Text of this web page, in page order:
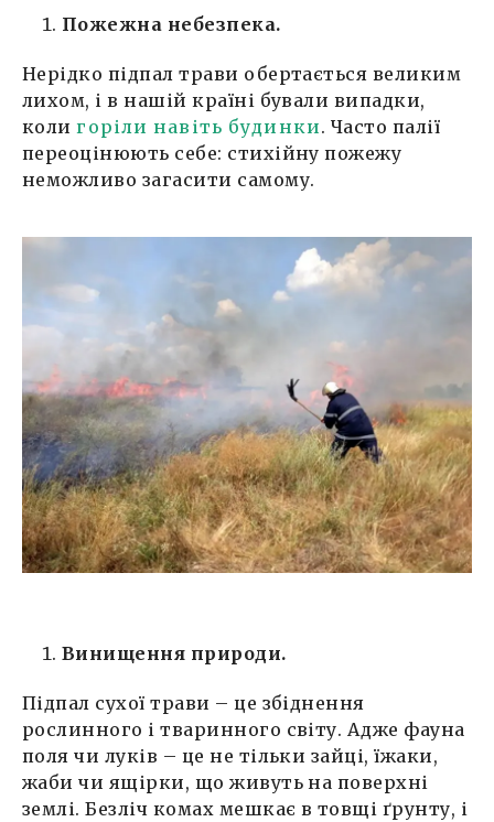
Пожежна небезпека.
Нерідко підпал трави обертається великим
лихом, і в нашій країні бували випадки,
колигоріли навіть будинки. Часто палії
переоцінюють себе: стихійну пожежу
неможливо загасити самому.
Винищення природи.
Підпал сухої трави – це збіднення
рослинного і тваринного світу. Адже фауна
поля чи луків – це не тільки зайці, їжаки,
жаби чи ящірки, що живуть на поверхні
землі. Безліч комах мешкає в товщі ґрунту, і